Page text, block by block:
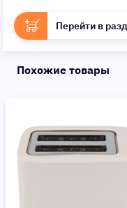
Перейти в
Похожие товары